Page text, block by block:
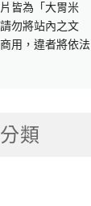
皆為「大胃米
勿將站內之文
用，違者將依法
類